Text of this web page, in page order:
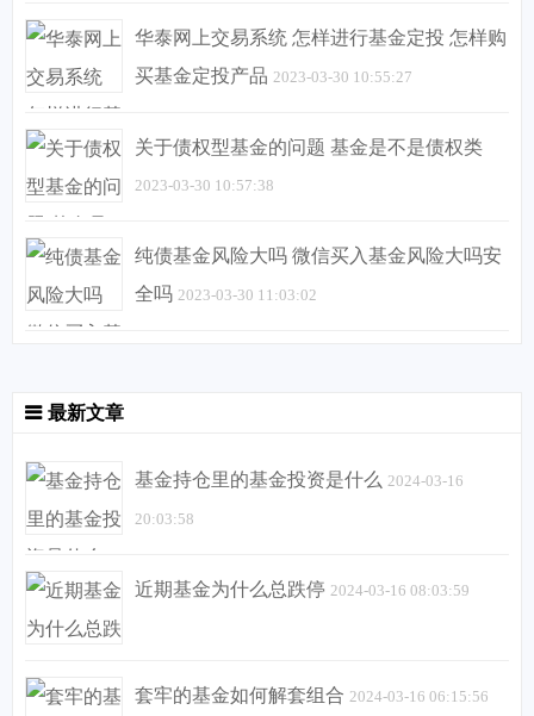
华泰网上交易系统 怎样进行基金定投 怎样购
买基金定投产品 2023-03-30 10:55:27
关于债权型基金的问题 基金是不是债权类
2023-03-30 10:57:38
纯债基金风险大吗 微信买入基金风险大吗安
全吗 2023-03-30 11:03:02
最新文章
基金持仓里的基金投资是什么 2024-03-16
20:03:58
近期基金为什么总跌停 2024-03-16 08:03:59
套牢的基金如何解套组合 2024-03-16 06:15:56